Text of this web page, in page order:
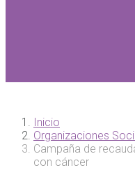
Inicio
Organizaciones
Campaña de
con cáncer